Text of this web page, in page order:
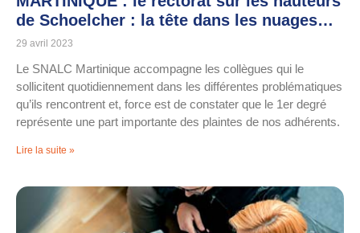
de Schoelcher : la tête dans les nuages…
29 avril 2023
Le SNALC Martinique accompagne les collègues qui le
sollicitent quotidiennement dans les différentes problématiques
qu’ils rencontrent et, force est de constater que le 1er degré
représente une part importante des plaintes de nos adhérents.
Lire la suite »